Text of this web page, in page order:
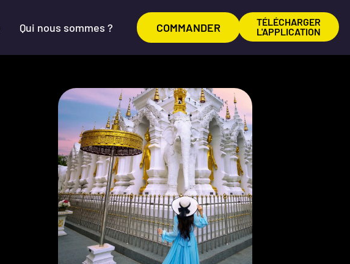
Qui nous sommes ? COMMANDER
TÉLÉCHARGER
L'APPLICATION